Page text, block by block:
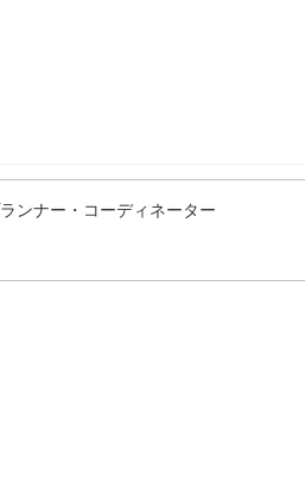
ンナー・コーディネーター